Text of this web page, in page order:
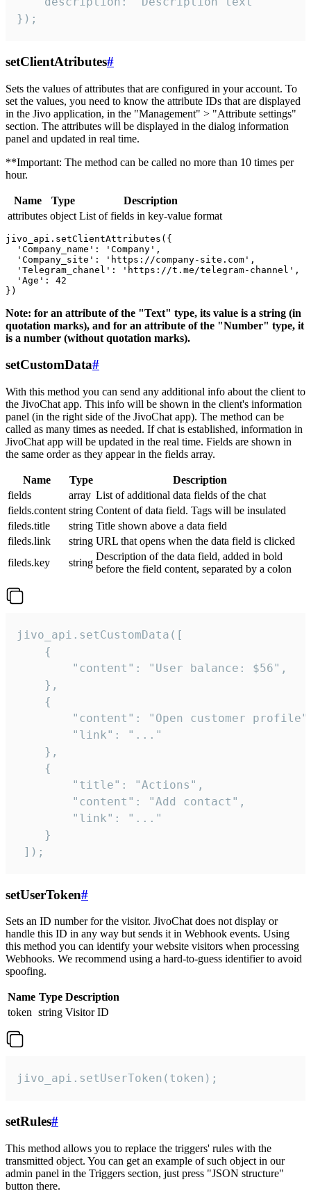
});
setClientAtributes#
Sets the values ​​of attributes that are configured in your account. To
set the values, you need to know the attribute IDs that are displayed
in the Jivo application, in the "Management" > "Attribute settings"
section. The attributes will be displayed in the dialog information
panel and updated in real time.
**Important: The method can be called no more than 10 times per
hour.
Name Type
Description
attributes object List of fields in key-value format
jivo_api.setClientAttributes({
  'Company_name': 'Company',
  'Company_site': 'https://company-site.com',
  'Telegram_chanel': 'https://t.me/telegram-channel',
  'Age': 42
Note: for an attribute of the "Text" type, its value is a string (in
quotation marks), and for an attribute of the "Number" type, it
is a number (without quotation marks).
setCustomData#
With this method you can send any additional info about the client to
the JivoChat app. This info will be shown in the client's information
panel (in the right side of the JivoChat app). The method can be
called as many times as needed. If chat is established, information in
JivoChat app will be updated in the real time. Fields are shown in
the same order as they appear in the fields array.
Name Type
Description
fields
array List of additional data fields of the chat
fields.content string Content of data field. Tags will be insulated
fileds.title
string Title shown above a data field
fileds.link
string URL that opens when the data field is clicked
fileds.key
string
Description of the data field, added in bold
before the field content, separated by a colon
jivo_api.setCustomData([
    {
        "content": "User balance: $56",
    },
    {
"content": "Open customer
        "link": "..."
    },
    {
        "title": "Actions",
        "content": "Add contact",
        "link": "..."
    }
]);
setUserToken#
Sets an ID number for the visitor. JivoChat does not display or
handle this ID in any way but sends it in Webhook events. Using
this method you can identify your website visitors when processing
Webhooks. We recommend using a hard-to-guess identifier to avoid
spoofing.
Name Type Description
token string Visitor ID
jivo_api.setUserToken(token);
setRules#
This method allows you to replace the triggers' rules with the
transmitted object. You can get an example of such object in our
admin panel in the Triggers section, just press "JSON structure"
button there.